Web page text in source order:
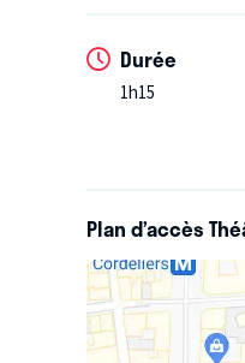
Vivez cette
Durée
1h15
Plan d’accès